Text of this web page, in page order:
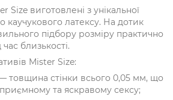
Size виготовлені з унікальної
каучукового латексу. На дотик
підбору розміру практично
близькості.
Mister Size:
товщина стінки всього 0,05 мм, що
та яскравому сексу;